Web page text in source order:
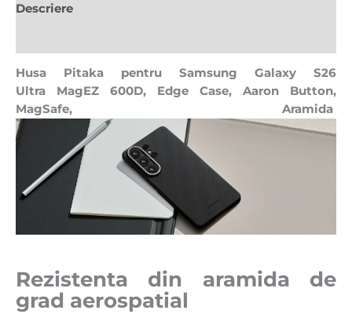
Descriere
Husa Pitaka pentru Samsung Galaxy S26
Ultra MagEZ 600D, Edge Case, Aaron Button,
MagSafe, Aramida
Rezistenta din aramida de
grad aerospatial